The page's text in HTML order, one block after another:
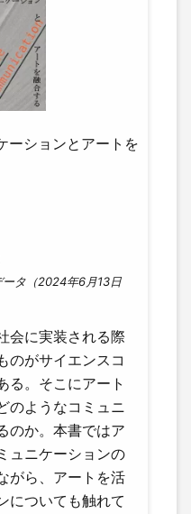
ーションとアートを
タ（2024年6月13日
会に実装される際
のがサイエンスコ
る。そこにアート
のようなコミュニ
のか。本書ではア
ュニケーションの
がら、アートを活
についても触れて